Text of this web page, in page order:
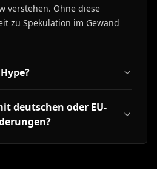
verstehen. Ohne diese
zu Spekulation im Gewand
deutschen oder EU-